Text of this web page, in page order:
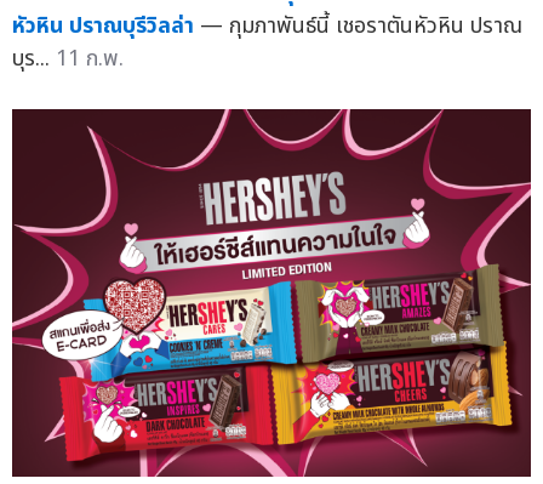
หัวหิน ปราณบุรีวิลล่า — กุมภาพันธ์นี้ เชอราตันหัวหิน ปราณ
บุร... 11 ก.พ.